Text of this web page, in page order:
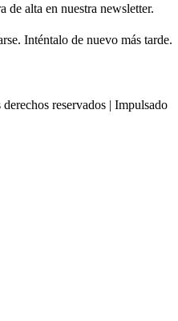
de alta en nuestra newsletter.
Inténtalo de nuevo más tarde.
derechos reservados | Impulsado